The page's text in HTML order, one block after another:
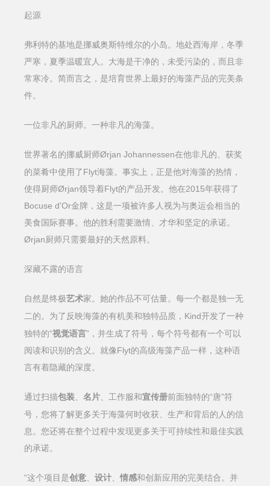
起源
弗利特的基地是挪威奥斯特维尔的小岛。地处西海岸，冬季
严寒，夏季温暖宜人。大海是干净的，未受污染的，而且非
常寒冷。简而言之，是培育世界上最好的海藻产品的完美条
件。
一位非凡的厨师。一种非凡的海藻。
世界著名的挪威厨师Ørjan Johannessen在他非凡的、获奖
的菜肴中使用了Flyt海藻。事实上，正是他对海藻的热情，
使得厨师Ørjan领导着Flyt的产品开发。他在2015年获得了
Bocuse d'Or金牌，这是一项被许多人视为与奥运会相当的
美食国际赛事。他的胜利需要激情、才华和坚定的承诺。
Ørjan厨师只需要最好的天然原料。
深藏不露的语言
自然是终极艺术家。她的作品不可估量。每一个都是独一无
二的。为了反映海藻的有机美和独特品质， Kind开发了一种
独特的“视觉语言”，并生成了符号，每个符号都有一个可以
阅读和识别的含义。就像Flyt的高级海藻产品一样，这种语
言有着隐藏的深度。
通过扫描包装、 名片、工作服和宣传册前面独特的“唐”符
号，您将了解更多关于海藻何时收获、生产和背后的人的信
息。您还将在整个过程中发现更多关于可持续性和最佳实践
的承诺。
“这个项目是创意、 设计、情感和创新应用的完美结合。并